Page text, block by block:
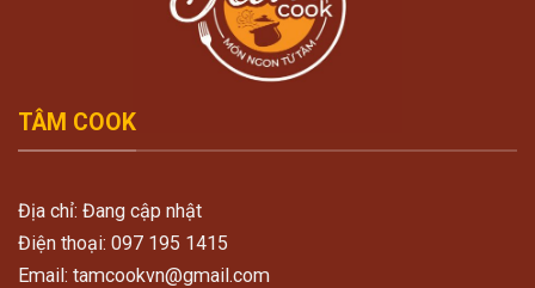
TÂM COOK
Địa chỉ: Đang cập nhật
Điện thoại: 097 195 1415
Email: tamcookvn@gmail.com